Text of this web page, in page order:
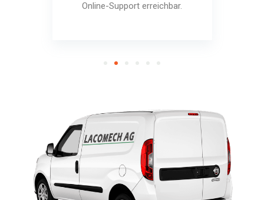
Online-Support erreichbar.